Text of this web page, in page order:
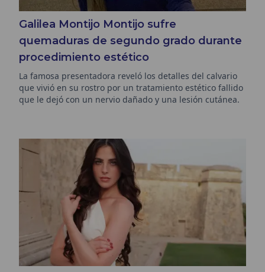
Galilea Montijo Montijo sufre
quemaduras de segundo grado durante
procedimiento estético
La famosa presentadora reveló los detalles del calvario
que vivió en su rostro por un tratamiento estético fallido
que le dejó con un nervio dañado y una lesión cutánea.